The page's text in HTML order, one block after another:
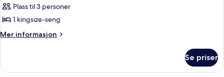
ROOMPlass til 3 personer
1 kingsize-seng
Mer informasjon
Mer
ROOM
Se priser